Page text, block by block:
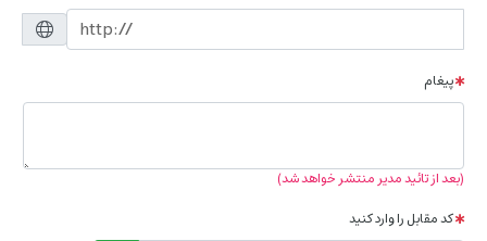
پیغام
(بعد از تائید مدیر منتشر خواهد شد)
کد مقابل را وارد کنید